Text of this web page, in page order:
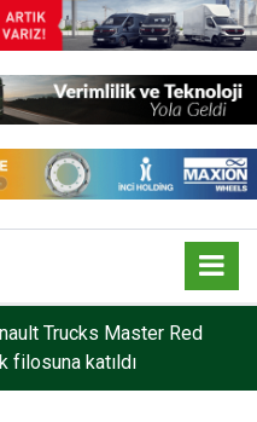
Trucks Master Red
filosuna katıldı